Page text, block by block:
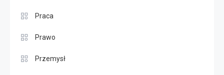
Praca
Prawo
Przemysł